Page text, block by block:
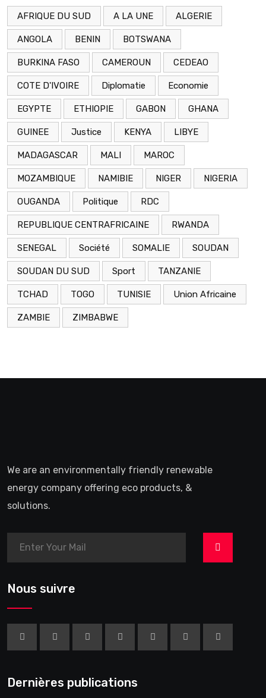
AFRIQUE DU SUD A LA UNE ALGERIE
ANGOLA BENIN BOTSWANA
BURKINA FASO CAMEROUN CEDEAO
COTE D'IVOIRE Diplomatie Economie
EGYPTE ETHIOPIE GABON GHANA
GUINEE Justice KENYA LIBYE
MADAGASCAR MALI MAROC
MOZAMBIQUE NAMIBIE NIGER NIGERIA
OUGANDA Politique RDC
REPUBLIQUE CENTRAFRICAINE RWANDA
SENEGAL Société SOMALIE SOUDAN
SOUDAN DU SUD Sport TANZANIE
TCHAD TOGO TUNISIE Union Africaine
ZAMBIE ZIMBABWE
We are an environmentally friendly renewable
energy company offering eco products, &
solutions.
>
Nous suivre
Dernières publications